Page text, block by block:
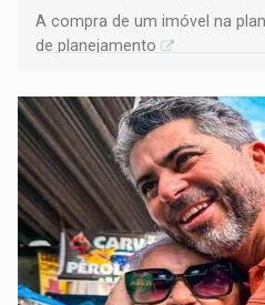
A compra de um imóvel na
de planejamento